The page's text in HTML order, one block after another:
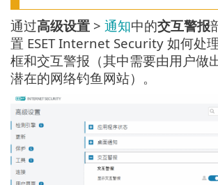
通过高级设置 > 通知中的交互警报
置 ESET Internet Security 如何处
框和交互警报（其中需要由用户做
潜在的网络钓鱼网站）。